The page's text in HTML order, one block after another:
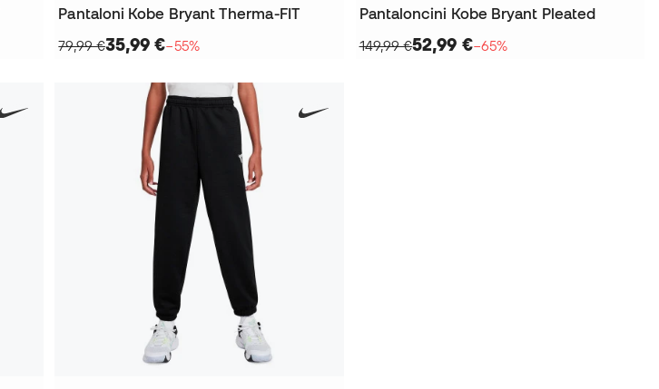
Pantaloni Kobe Bryant Therma-FIT
79,99 €35,99 €−55%
Pantaloncini Kobe Bryant Pleated
149,99 €52,99 €−65%